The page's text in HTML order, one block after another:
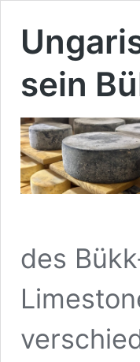
sein
des